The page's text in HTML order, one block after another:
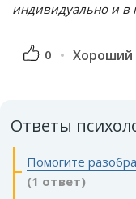
индивидуально и в
0 Хороший
Ответы
Помогите
(1 ответ)